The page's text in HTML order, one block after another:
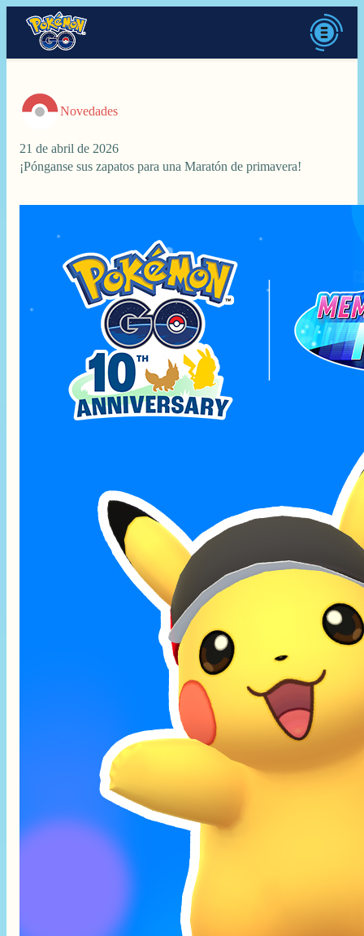
Novedades
21 de abril de 2026
¡Pónganse sus zapatos para una Maratón de primavera!